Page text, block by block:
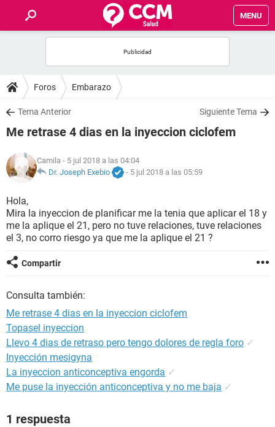
MENU
FOROS
SALUD
NUTRICIÓN
BIENESTAR
SEXUALIDAD
GLOSARIO
Foros Embarazo
Tema Anterior Siguiente Tema
Me retrase 4 dias en la inyeccion ciclofem
Camila - 5 jul 2018 a las 04:04
Dr. Joseph Exebio
- 5 jul 2018 a las 05:59
Hola,
Mira la inyeccion de planificar me la tenia que aplicar el 18 y
me la aplique el 21, pero no tuve relaciones, tuve relaciones
el 3, no corro riesgo ya que me la aplique el 21 ?
Compartir
Consulta también:
Me retrase 4 dias en la inyeccion ciclofem
Topasel inyeccion
Llevo 4 dias de retraso pero tengo dolores de regla foro ✓
Inyección mesigyna
La inyeccion anticonceptiva engorda ✓
Me puse la inyección anticonceptiva y no me baja ✓
1 respuesta